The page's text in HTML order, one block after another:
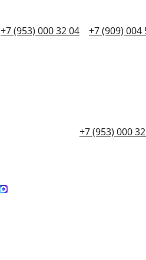
+7 (953) 000 32 04 +7 (909) 004
+7 (953) 000